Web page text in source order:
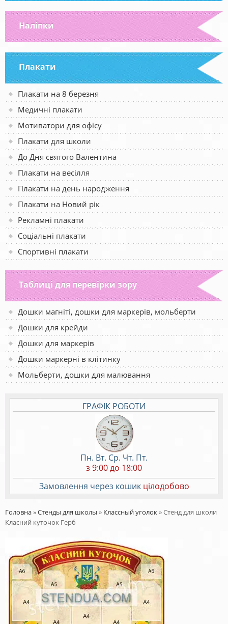
Наліпки
Плакати
Плакати на 8 березня
Медичні плакати
Мотиватори для офісу
Плакати для школи
До Дня святого Валентина
Плакати на весілля
Плакати на день народження
Плакати на Новий рік
Рекламні плакати
Соціальні плакати
Спортивні плакати
Таблиці для перевірки зору
Дошки магніті, дошки для маркерів, мольберти
Дошки для крейди
Дошки для маркерів
Дошки маркерні в клітинку
Мольберти, дошки для малювання
ГРАФІК РОБОТИ
Пн. Вт. Ср. Чт. Пт.
з 9:00 до 18:00
Замовлення через кошик цілодобово
Головна»Стенды для школы » Классный уголок»Стенд для школи
Класний куточок Герб